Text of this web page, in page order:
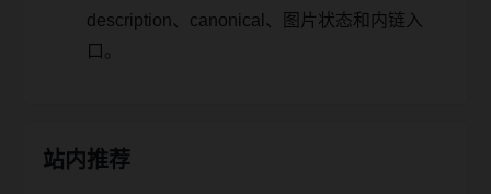
description、canonical、图片状态和内链入
口。
站内推荐